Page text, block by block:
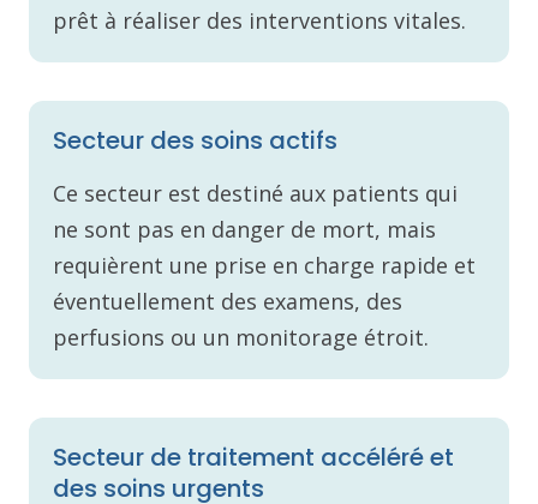
prêt à réaliser des interventions vitales.
Secteur des soins actifs
Ce secteur est destiné aux patients qui
ne sont pas en danger de mort, mais
requièrent une prise en charge rapide et
éventuellement des examens, des
perfusions ou un monitorage étroit.
Secteur de traitement accéléré et
des soins urgents